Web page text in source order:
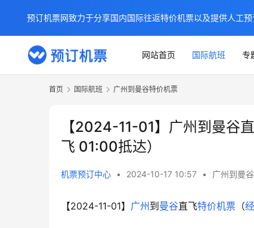
网站首页 国际航班 专
首页 国际航班 广州到曼谷特价机票
【2024-11-01】广州到曼谷
飞 01:00抵达）
机票预订中心 • 2024-10-17 10:57 • 广州到曼
【2024-11-01】 广州 到 曼谷直飞特价机票 （
预订机票网致力于分享国内国际往返特价机票以及提供人工